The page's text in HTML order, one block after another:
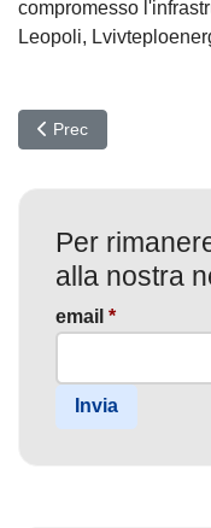
compromesso
Leopoli,
Articolo precedente:
Prec
Per
alla nostra
email *
Invia